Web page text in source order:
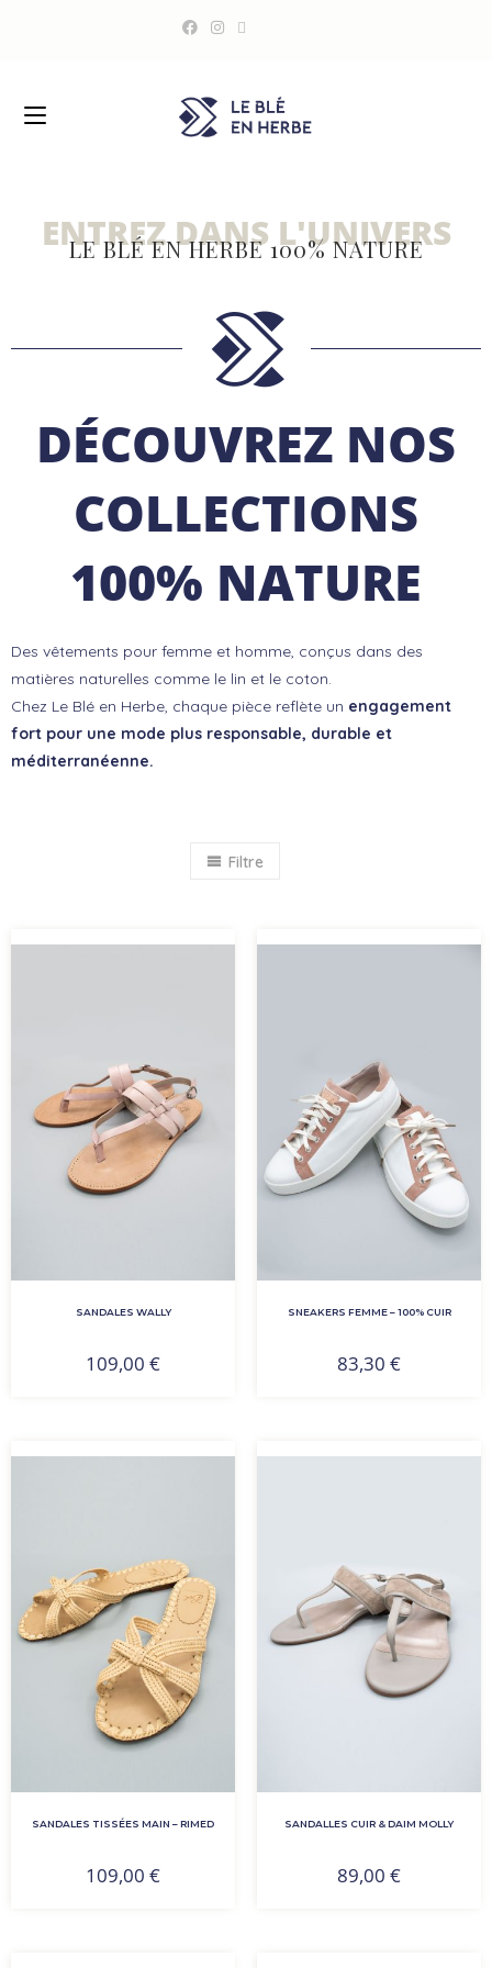
ENTREZ DANS L'UNIVERS
LE BLÉ EN HERBE 100% NATURE
DÉCOUVREZ NOS
COLLECTIONS
100% NATURE
Des vêtements pour femme et homme, conçus dans des
matières naturelles comme le lin et le coton.
Chez Le Blé en Herbe, chaque pièce reflète un engagement
fort pour une mode plus responsable, durable et
méditerranéenne.
Filtre
SANDALES WALLY
109,00 €
SNEAKERS FEMME – 100% CUIR
83,30 €
SANDALES TISSÉES MAIN – RIMED
109,00 €
SANDALLES CUIR & DAIM MOLLY
89,00 €